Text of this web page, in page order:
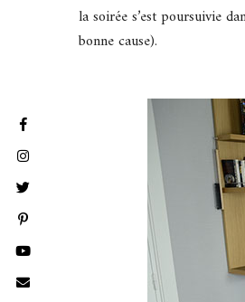
la soirée s’est poursuivie
bonne cause).